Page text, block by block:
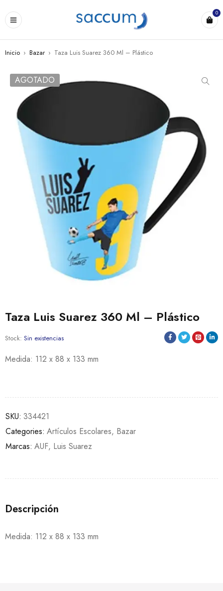
0
Inicio › Bazar › Taza Luis Suarez 360 Ml – Plástico
AGOTADO
Taza Luis Suarez 360 Ml – Plástico
Stock: Sin existencias
Medida: 112 x 88 x 133 mm
SKU: 334421
Categories: Artículos Escolares, Bazar
Marcas: AUF, Luis Suarez
Descripción
Medida: 112 x 88 x 133 mm